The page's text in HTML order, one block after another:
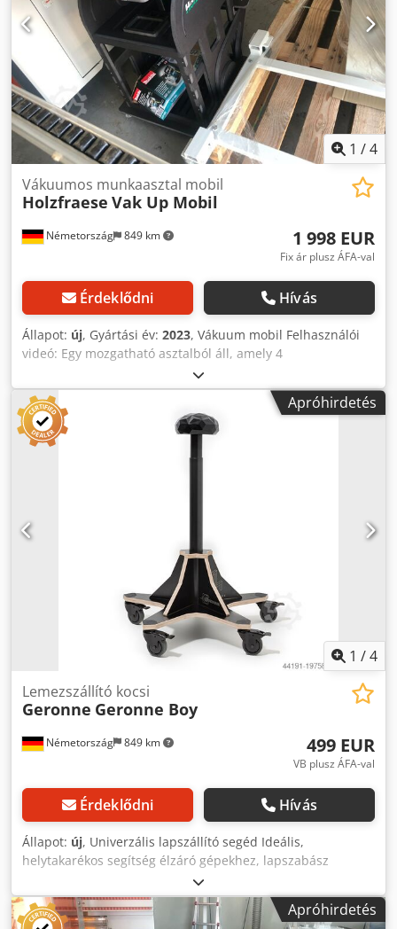
- automata vákuumegységet - vezeték nélküli elektromos
vezérlést - Súly: 170 kg Elérhetőség: rövid határidővel
Codsw I Upnepfx Ahqerf Raktárhely: Flörsheim
1 /4
Németország 849 km
Vákuumos munkaasztal mobil
Holzfraese Vak Up Mobil
1 998 EUR
Fix ár plusz ÁFA-val
Érdeklődni Hívás
Állapot: új, Gyártási év: 2023, Vákuum mobil Felhasználói
videó: Egy mozgatható asztalból áll, amely 4
vákuumpárnával és egy kézi párnával van ellátva,
kihúzható polc a kéziszerszámok számára Makita
vákuumszivattyú, töltővel, akkumulátorral és
hidraulikaolajjal együtt A Vac Up Mobil tárolóhelyet kínál
egy porszívónak, és 80 mm-ig állítható magasságú Emelési
Apróhirdetés
1 /4
Németország 849 km
Lemezszállító kocsi
Geronne Geronne Boy
499 EUR
VB plusz ÁFA-val
Érdeklődni Hívás
Állapot: új, Univerzális lapszállító segéd Ideális,
helytakarékos segítség élzáró gépekhez, lapszabász
körfűrészekhez és minden további megmunkálógéphez,
ahol a munkadarabot mozgatni kell. Magasságban állítható
lapszállító segéd Munkamagasság fokozatmentesenApróhirdetés